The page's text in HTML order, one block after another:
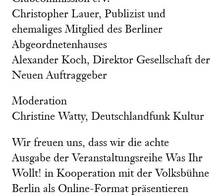
Christopher Lauer, Publizist und
ehemaliges Mitglied des Berliner
Abgeordnetenhauses
Alexander Koch, Direktor Gesellschaft der
Neuen Auftraggeber
Moderation
Christine Watty, Deutschlandfunk Kultur
Wir freuen uns, dass wir die achte
Ausgabe der Veranstaltungsreihe Was Ihr
Wollt! in Kooperation mit der Volksbühne
Berlin als Online-Format präsentieren